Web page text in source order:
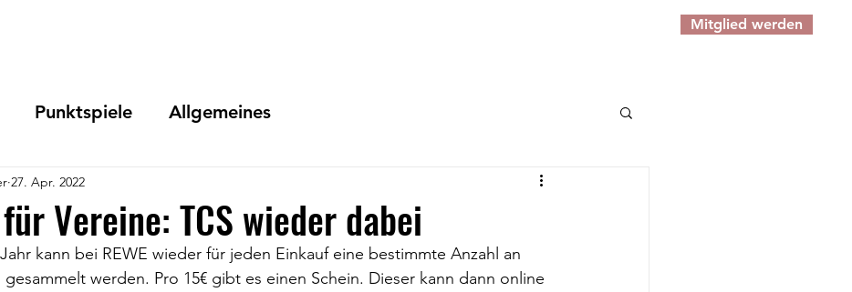
Mitglied werden
Punktspiele Allgemeines
Vereine: TCS wieder dabei
27. Apr. 2022
kann bei REWE wieder für jeden Einkauf eine bestimmte Anzahl an
gesammelt werden. Pro 15€ gibt es einen Schein. Dieser kann dann online